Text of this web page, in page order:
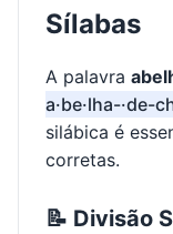
Sílabas
A palavra
a·be·lha-·de-
silábica é
corretas.
📝 Divisão